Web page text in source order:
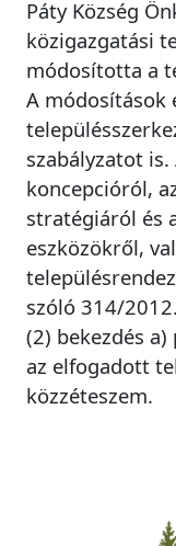
Páty Község
közigazgatási
módosította a
A módosítások
szabályzatot
koncepcióról,
stratégiáról és
eszközökről,
szóló 314/
(2) bekezdés
az elfogadott
közzéteszem.